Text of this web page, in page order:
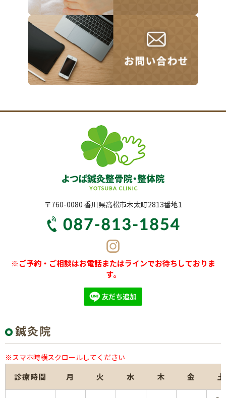
〒760-0080 香川県高松市木太町2813番地1
※ご予約・ご相談はお電話またはラインでお待ちしておりま
す。
鍼灸院
※スマホ時横スクロールしてください
診療時間 月 火 水 木 金 土